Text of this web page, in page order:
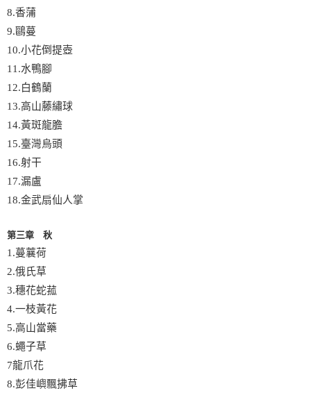
8.香蒲
9.鷗蔓
10.小花倒提壺
11.水鴨腳
12.白鶴蘭
13.高山藤繡球
14.黃斑龍膽
15.臺灣烏頭
16.射干
17.漏盧
18.金武扇仙人掌
第三章 秋
1.蔓蘘荷
2.俄氏草
3.穗花蛇菰
4.一枝黃花
5.高山當藥
6.蠅子草
7龍爪花
8.彭佳嶼飄拂草